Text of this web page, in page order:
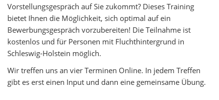
Vorstellungsgespräch auf Sie zukommt? Dieses Training
bietet Ihnen die Möglichkeit, sich optimal auf ein
Bewerbungsgespräch vorzubereiten! Die Teilnahme ist
kostenlos und für Personen mit Fluchthintergrund in
Schleswig-Holstein möglich.
Wir treffen uns an vier Terminen Online. In jedem Treffen
gibt es erst einen Input und dann eine gemeinsame Übung.